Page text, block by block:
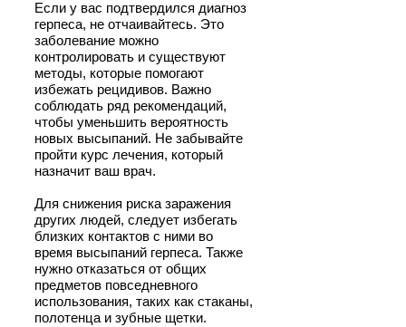
Если у вас подтвердился диагноз
герпеса, не отчаивайтесь. Это
заболевание можно
контролировать и существуют
методы, которые помогают
избежать рецидивов. Важно
соблюдать ряд рекомендаций,
чтобы уменьшить вероятность
новых высыпаний. Не забывайте
пройти курс лечения, который
назначит ваш врач.
Для снижения риска заражения
других людей, следует избегать
близких контактов с ними во
время высыпаний герпеса. Также
нужно отказаться от общих
предметов повседневного
использования, таких как стаканы,
полотенца и зубные щетки.